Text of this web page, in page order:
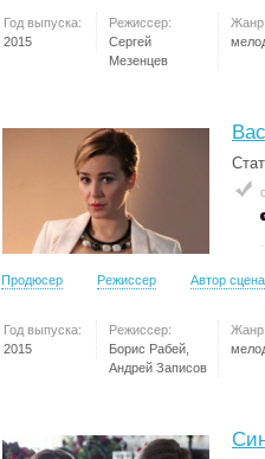
Год выпуска:
2015
Режиссер:
Сергей
Мезенцев
Жанр:
Продюсер Режиссер Автор
Год выпуска:
2015
Режиссер:
Борис Рабей,
Андрей Записов
Жанр: